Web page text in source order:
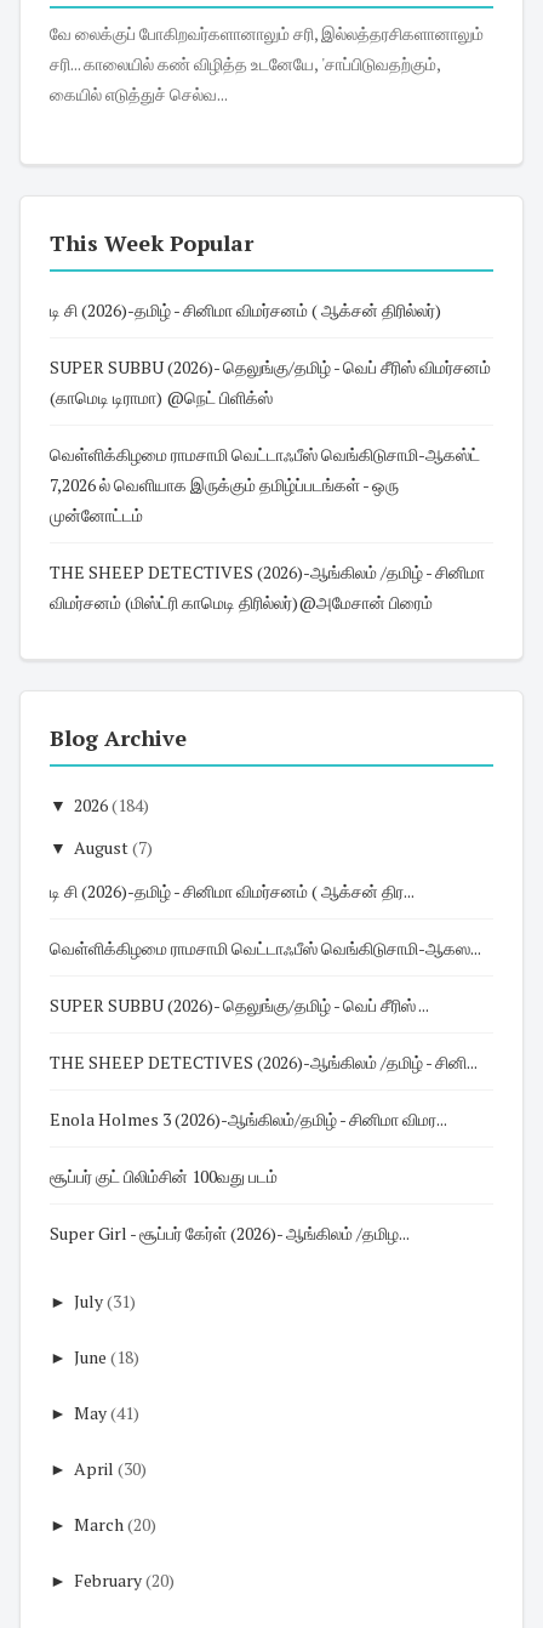
வே லைக்குப் போகிறவர்களானாலும் சரி, இல்லத்தரசிகளானாலும்
சரி... காலையில் கண் விழித்த உடனேயே, 'சாப்பிடுவதற்கும்,
கையில் எடுத்துச் செல்வ...
This Week Popular
டி சி (2026)-தமிழ் - சினிமா விமர்சனம் ( ஆக்சன் திரில்லர்)
SUPER SUBBU (2026)- தெலுங்கு/தமிழ் - வெப் சீரிஸ் விமர்சனம்
(காமெடி டிராமா) @நெட் பிளிக்ஸ்
வெள்ளிக்கிழமை ராமசாமி வெட்டாஃபீஸ் வெங்கிடுசாமி-ஆகஸ்ட்
7,2026 ல் வெளியாக இருக்கும் தமிழ்ப்படங்கள் - ஒரு
முன்னோட்டம்
THE SHEEP DETECTIVES (2026)-ஆங்கிலம் /தமிழ் - சினிமா
விமர்சனம் (மிஸ்ட்ரி காமெடி திரில்லர்)@அமேசான் பிரைம்
Blog Archive
▼ 2026(184)
▼ August(7)
டி சி (2026)-தமிழ் - சினிமா விமர்சனம் ( ஆக்சன் திர...
வெள்ளிக்கிழமை ராமசாமி வெட்டாஃபீஸ் வெங்கிடுசாமி-ஆகஸ...
SUPER SUBBU (2026)- தெலுங்கு/தமிழ் - வெப் சீரிஸ் ...
THE SHEEP DETECTIVES (2026)-ஆங்கிலம் /தமிழ் - சினி...
Enola Holmes 3 (2026)-ஆங்கிலம்/தமிழ் - சினிமா விமர...
சூப்பர் குட் பிலிம்சின் 100வது படம்
Super Girl - சூப்பர் கேர்ள் (2026)- ஆங்கிலம் /தமிழ...
► July(31)
► June (18)
► May(41)
► April (30)
► March(20)
► February(20)